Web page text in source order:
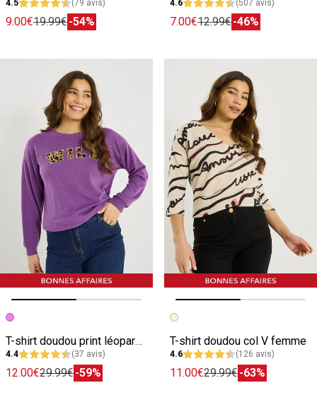
4.5 (79 avis)
9.00€19.99€-54%
4.6 (507 avis)
7.00€12.99€-46%
Image précédente
Image suivante
T-shirt doudou print léopard femme
4.4 (37 avis)
12.00€29.99€-59%
Image précédente
Image suivante
T-shirt doudou col V femme
4.6 (126 avis)
11.00€29.99€-63%